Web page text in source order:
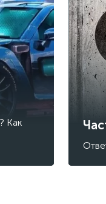
Как